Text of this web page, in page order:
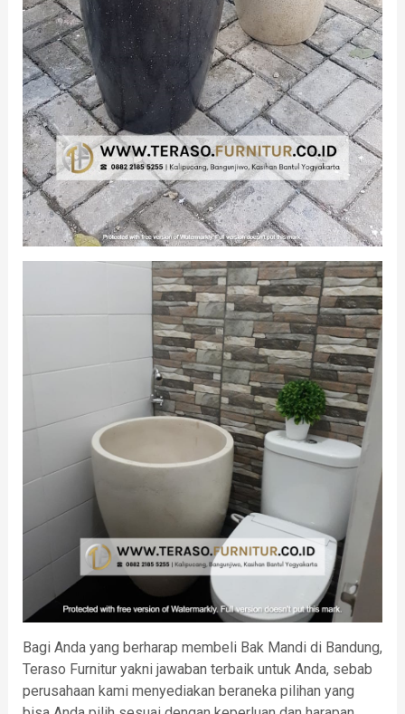
Bagi Anda yang berharap membeli Bak Mandi di Bandung,
Teraso Furnitur yakni jawaban terbaik untuk Anda, sebab
perusahaan kami menyediakan beraneka pilihan yang